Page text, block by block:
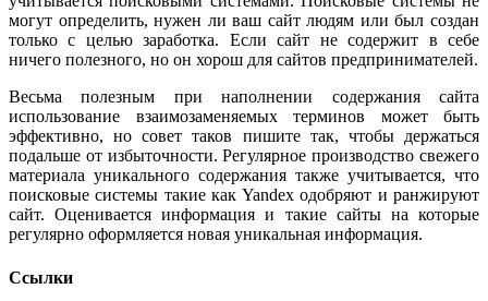
могут определить, нужен ли ваш сайт людям или был создан
только с целью заработка. Если сайт не содержит в себе
ничего полезного, но он хорош для сайтов предпринимателей.
Весьма полезным при наполнении содержания сайта
использование взаимозаменяемых терминов может быть
эффективно, но совет таков пишите так, чтобы держаться
подальше от избыточности. Регулярное производство свежего
материала уникального содержания также учитывается, что
поисковые системы такие как Yandex одобряют и ранжируют
сайт. Оценивается информация и такие сайты на которые
регулярно оформляется новая уникальная информация.
Ссылки